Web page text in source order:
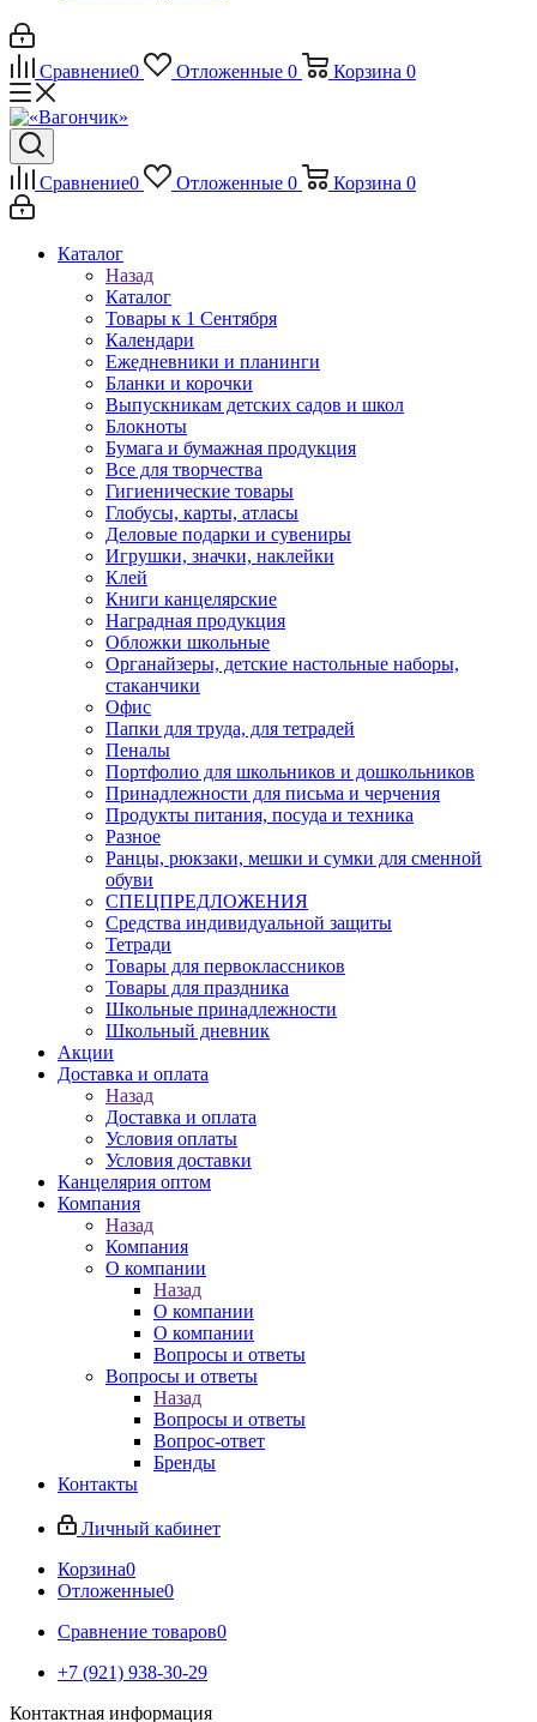
Сравнение0 Отложенные 0 Корзина 0
Сравнение0 Отложенные 0 Корзина 0
Каталог
Назад
Каталог
Товары к 1 Сентября
Календари
Ежедневники и планинги
Бланки и корочки
Выпускникам детских садов и школ
Блокноты
Бумага и бумажная продукция
Все для творчества
Гигиенические товары
Глобусы, карты, атласы
Деловые подарки и сувениры
Игрушки, значки, наклейки
Клей
Книги канцелярские
Наградная продукция
Обложки школьные
Органайзеры, детские настольные наборы,
стаканчики
Офис
Папки для труда, для тетрадей
Пеналы
Портфолио для школьников и дошкольников
Принадлежности для письма и черчения
Продукты питания, посуда и техника
Разное
Ранцы, рюкзаки, мешки и сумки для сменной
обуви
СПЕЦПРЕДЛОЖЕНИЯ
Средства индивидуальной защиты
Тетради
Товары для первоклассников
Товары для праздника
Школьные принадлежности
Школьный дневник
Акции
Доставка и оплата
Назад
Доставка и оплата
Условия оплаты
Условия доставки
Канцелярия оптом
Компания
Назад
Компания
О компании
Назад
О компании
О компании
Вопросы и ответы
Вопросы и ответы
Назад
Вопросы и ответы
Вопрос-ответ
Бренды
Контакты
Личный кабинет
Корзина0
Отложенные0
Сравнение товаров0
+7 (921) 938-30-29
Контактная информация